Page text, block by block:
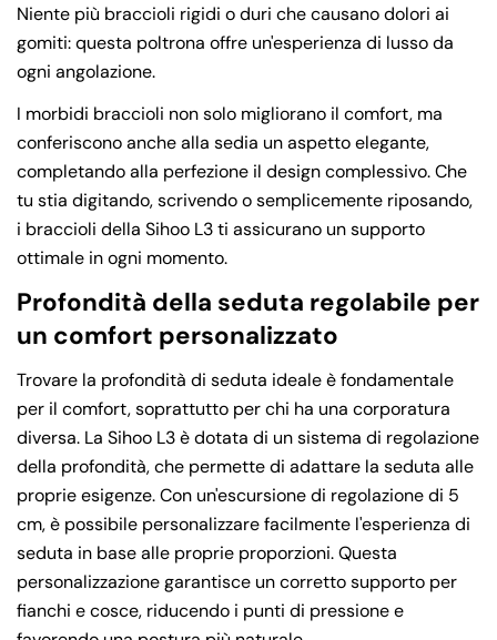
Niente più braccioli rigidi o duri che causano dolori ai
gomiti: questa poltrona offre un'esperienza di lusso da
ogni angolazione.
I morbidi braccioli non solo migliorano il comfort, ma
conferiscono anche alla sedia un aspetto elegante,
completando alla perfezione il design complessivo. Che
tu stia digitando, scrivendo o semplicemente riposando,
i braccioli della Sihoo L3 ti assicurano un supporto
ottimale in ogni momento.
Profondità della seduta regolabile per
un comfort personalizzato
Trovare la profondità di seduta ideale è fondamentale
per il comfort, soprattutto per chi ha una corporatura
diversa. La Sihoo L3 è dotata di un sistema di regolazione
della profondità, che permette di adattare la seduta alle
proprie esigenze. Con un'escursione di regolazione di 5
cm, è possibile personalizzare facilmente l'esperienza di
seduta in base alle proprie proporzioni. Questa
personalizzazione garantisce un corretto supporto per
fianchi e cosce, riducendo i punti di pressione e
Condividi questo articolo